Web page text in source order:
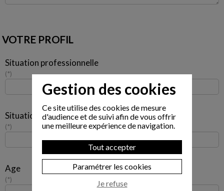
VOTRE PROFIL
Situation professionnelle
*
Situation familiale
*
Age
*
Gestion des cookies
Ce site utilise des cookies de mesure
d'audience et de suivi afin de vous offrir
une meilleure expérience de navigation.
Tout accepter
Paramétrer les cookies
Je refuse